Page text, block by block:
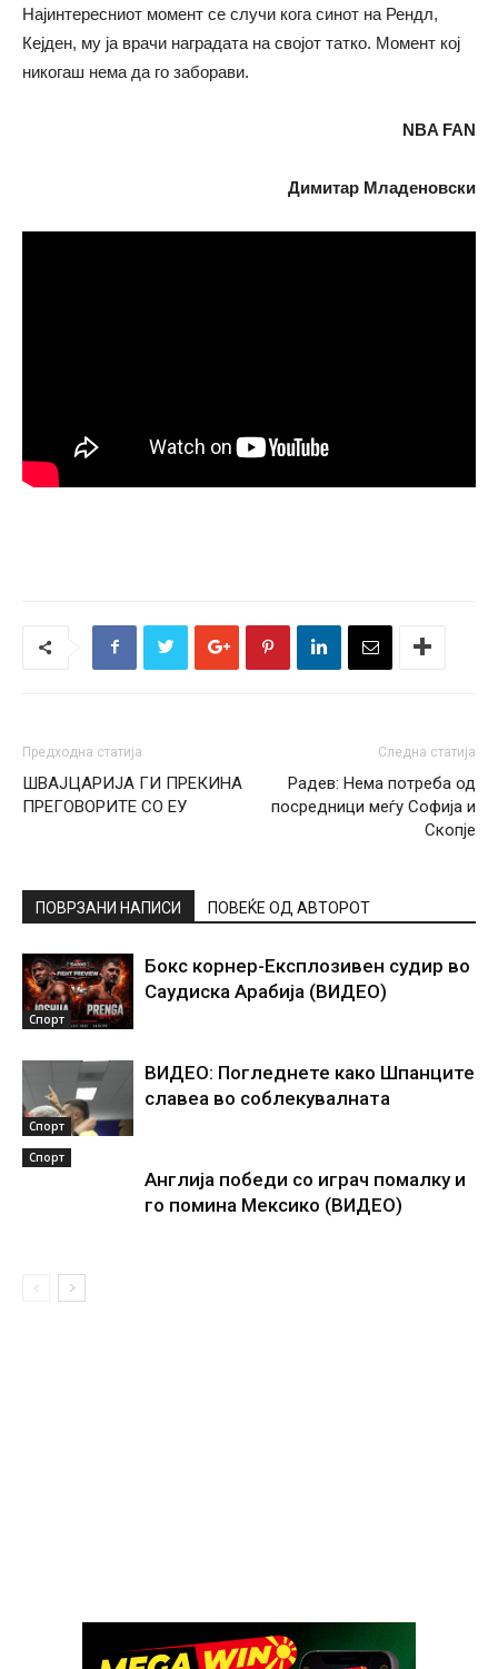
Најинтересниот момент се случи кога синот на Рендл,
Кејден, му ја врачи наградата на својот татко. Момент кој
никогаш нема да го заборави.
NBA FAN
Димитар Младеновски
Предходна статија
ШВАЈЦАРИЈА ГИ ПРЕКИНА
ПРЕГОВОРИТЕ СО ЕУ
Следна статија
Радев: Нема потреба од
посредници меѓу Софија и
Скопје
ПОВРЗАНИ НАПИСИ ПОВЕЌЕ ОД АВТОРОТ
Спорт
Бокс корнер-Експлозивен судир во
Саудиска Арабија (ВИДЕО)
Спорт
ВИДЕО: Погледнете како Шпанците
славеа во соблекувалната
Спорт
Англија победи со играч помалку и
го помина Мексико (ВИДЕО)